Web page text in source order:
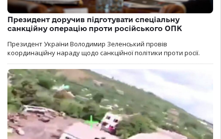
Президент доручив підготувати спеціальну
санкційну операцію проти російського ОПК
Президент України Володимир Зеленський провів
координаційну нараду щодо санкційної політики проти росії.